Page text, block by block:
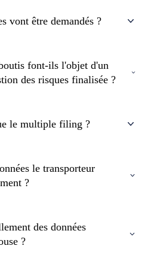
vont être demandés ?
font-ils l'objet d'un
des risques finalisée ?
le multiple filing ?
le transporteur
?
des données
?